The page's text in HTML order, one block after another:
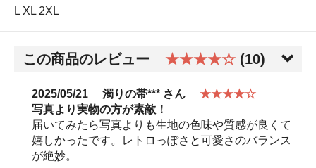
L XL 2XL
この商品のレビュー ★★★★☆ (10)
2025/05/21 濁りの帯*** さん
★★★★☆
写真より実物の方が素敵！
届いてみたら写真よりも生地の色味や質感が良くて
嬉しかったです。レトロっぽさと可愛さのバランス
が絶妙。